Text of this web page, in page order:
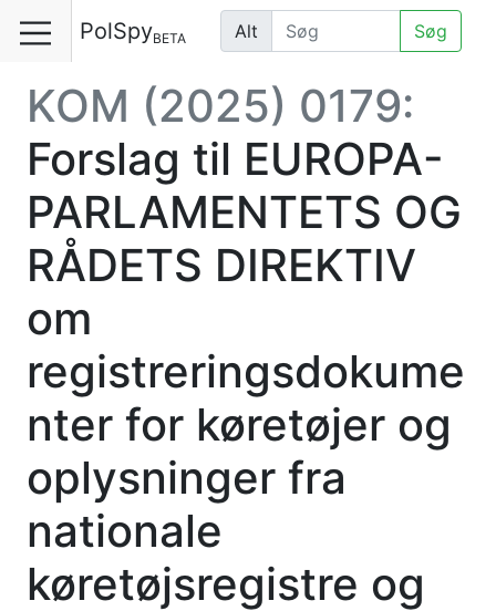
PolSpyBETA Alt Søg
KOM (2025) 0179:
Forslag til EUROPA-
PARLAMENTETS OG
RÅDETS DIREKTIV
om
registreringsdokume
nter for køretøjer og
oplysninger fra
nationale
køretøjsregistre og